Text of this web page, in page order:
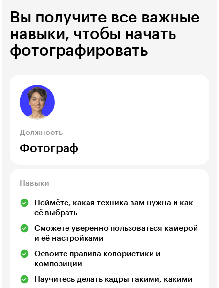
Вы получите все важные
навыки, чтобы начать
фотографировать
Должность
Фотограф
Навыки
Поймёте, какая техника вам нужна и как
её выбрать
Сможете уверенно пользоваться камерой
и её настройками
Освоите правила колористики и
композиции
Научитесь делать кадры такими, какими